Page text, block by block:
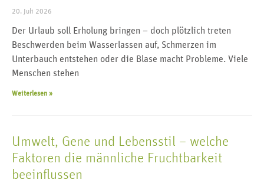
20. Juli 2026
Der Urlaub soll Erholung bringen – doch plötzlich treten
Beschwerden beim Wasserlassen auf, Schmerzen im
Unterbauch entstehen oder die Blase macht Probleme. Viele
Menschen stehen
Weiterlesen »
Umwelt, Gene und Lebensstil – welche
Faktoren die männliche Fruchtbarkeit
beeinflussen